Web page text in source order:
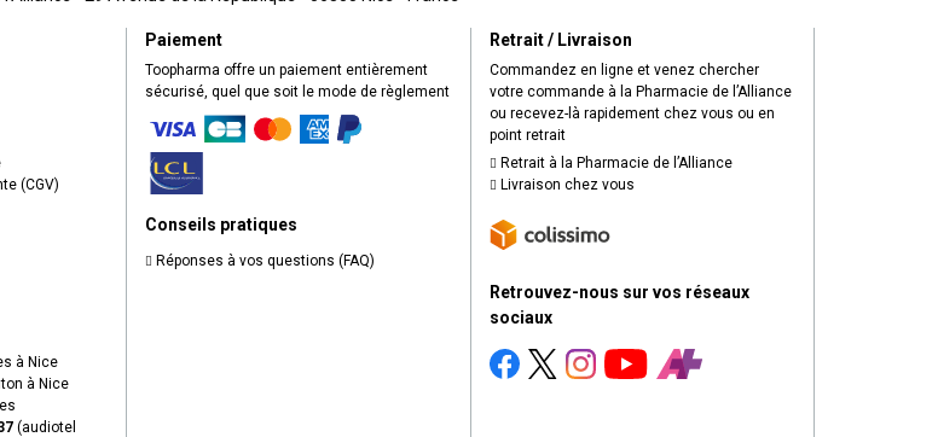
(CGV)
à Nice
à Nice
(audiotel
Paiement
Toopharma offre un paiement entièrement
sécurisé, quel que soit le mode de règlement
Conseils pratiques
Réponses à vos questions (FAQ)
Retrait / Livraison
Commandez en ligne et venez chercher
votre commande à la Pharmacie de l’Alliance
ou recevez-là rapidement chez vous ou en
point retrait
Retrait à la Pharmacie de l’Alliance
Livraison chez vous
Retrouvez-nous sur vos réseaux
sociaux